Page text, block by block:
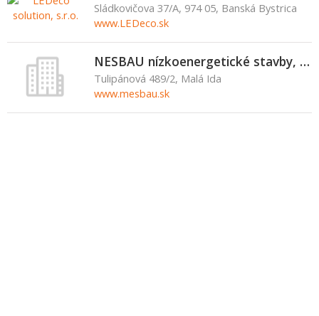
Sládkovičova 37/A, 974 05, Banská Bystrica
www.LEDeco.sk
NESBAU nízkoenergetické stavby, s.r.o.
Tulipánová 489/2, Malá Ida
www.mesbau.sk